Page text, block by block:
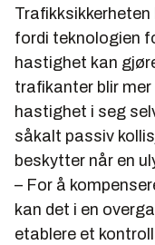
fordi teknologien
hastighet kan
trafikanter blir
hastighet i seg
såkalt passiv
beskytter når en
– For å
kan det i en
etablere et